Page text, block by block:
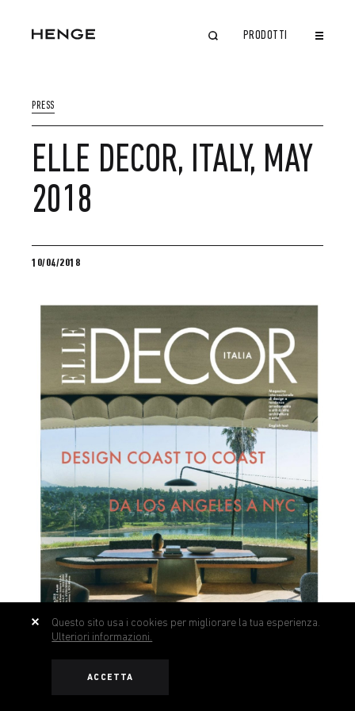
PRODOTTI
PRESS
ELLE DECOR, ITALY, MAY
2018
10/04/2018
Questo sito usa i cookies per migliorare la tua esperienza.
Ulteriori informazioni.
ACCETTA